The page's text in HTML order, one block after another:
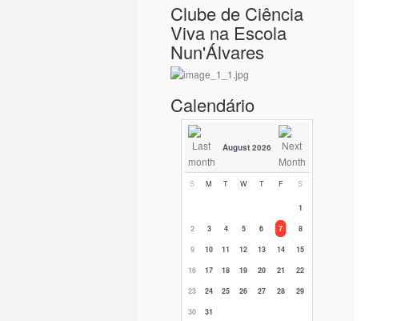
Clube de Ciência
Viva na Escola
Nun'Álvares
Calendário
August 2026
S M T W T F S
1
2
3 4 5 6 7
8
9
10 11 12 13 14
15
16
17 18 19 20 21
22
23
24 25 26 27 28
29
30
31